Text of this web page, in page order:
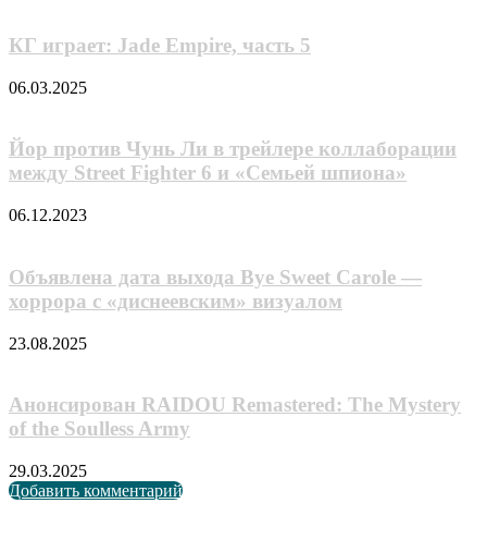
КГ играет: Jade Empire, часть 5
06.03.2025
Йор против Чунь Ли в трейлере коллаборации
между Street Fighter 6 и «Семьей шпиона»
06.12.2023
Объявлена дата выхода Bye Sweet Carole —
хоррора с «диснеевским» визуалом
23.08.2025
Анонсирован RAIDOU Remastered: The Mystery
of the Soulless Army
29.03.2025
Добавить комментарий